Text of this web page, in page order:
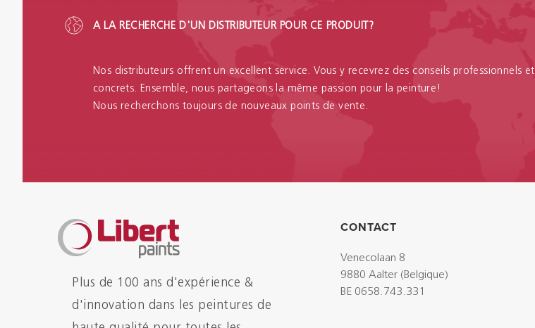
A LA RECHERCHE D'UN DISTRIBUTEUR POUR CE PRODUIT?
Nos distributeurs offrent un excellent service. Vous y recevrez des conseils professionnels et
concrets. Ensemble, nous partageons la même passion pour la peinture!
Nous recherchons toujours de nouveaux points de vente.
Plus de 100 ans d'expérience &
d'innovation dans les peintures de
CONTACT
Venecolaan 8
9880 Aalter (Belgique)
BE 0658.743.331